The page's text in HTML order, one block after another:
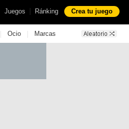
Juegos | Ránking Crea tu juego
| Ocio | Marcas